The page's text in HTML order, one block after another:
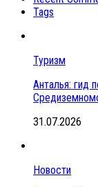
Tags
Туризм
Анталья: гид
31.07.2026
Новости